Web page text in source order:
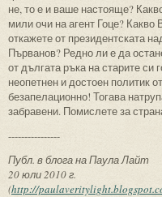
не, то е и ваше настояще?
мили очи на агент Гоце?
откажете от президентската
Първанов? Редно ли е да
от дългата ръка на старите си
неопетнен и достоен политик
безапелационно! Тогава
забравени. Помислете за
----------------
Публ. в блога на Паула Лайт
20 юли 2010 г.
(http://